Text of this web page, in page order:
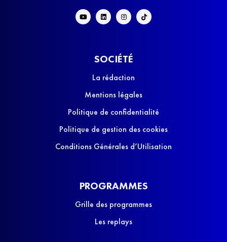
SOCIÉTÉ
La rédaction
Mentions légales
Politique de confidentialité
Politique de gestion des cookies
Conditions Générales d’Utilisation
PROGRAMMES
Grille des programmes
Les replays